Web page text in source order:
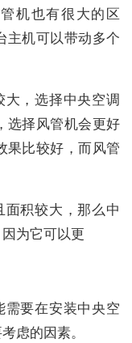
机也有很大的区
主机可以带动多个
，选择中央空调
选择风管机会更好
果比较好，而风管
积较大，那么中
为它可以更
要在安装中央空
虑的因素。